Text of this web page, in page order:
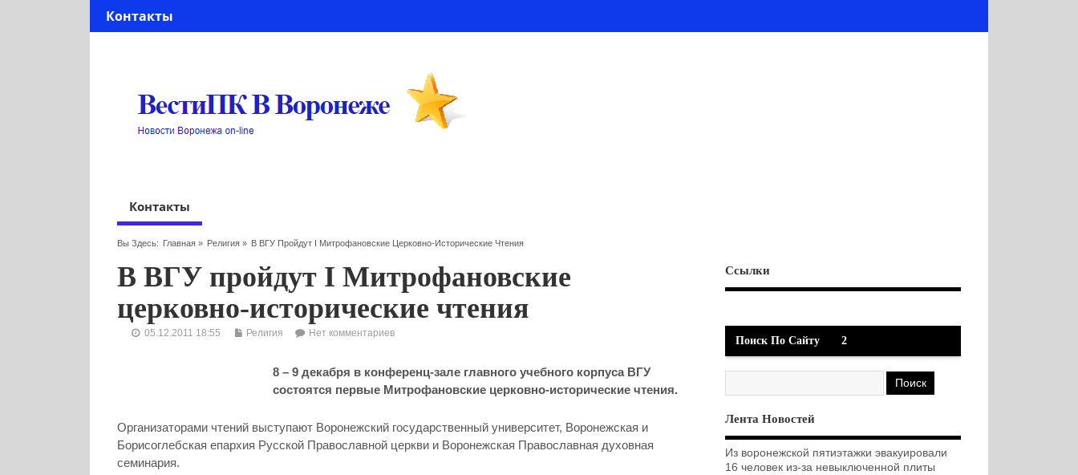
Контакты
Контакты
Вы Здесь: Главная» Религия » В ВГУ Пройдут I Митрофановские Церковно-Исторические Чтения
В ВГУ пройдут I Митрофановские
церковно-исторические чтения
05.12.2011 18:55 Религия Нет комментариев
8 – 9 декабря в конференц-зале главного учебного корпуса ВГУ
состоятся первые Митрофановские церковно-исторические чтения.
Организаторами чтений выступают Воронежский государственный университет, Воронежская и
Борисоглебская епархия Русской Православной церкви и Воронежская Православная духовная
семинария.
Ссылки
Поиск По Сайту 2
Лента Новостей
Из воронежской пятиэтажки эвакуировали
16 человек из-за невыключенной плиты